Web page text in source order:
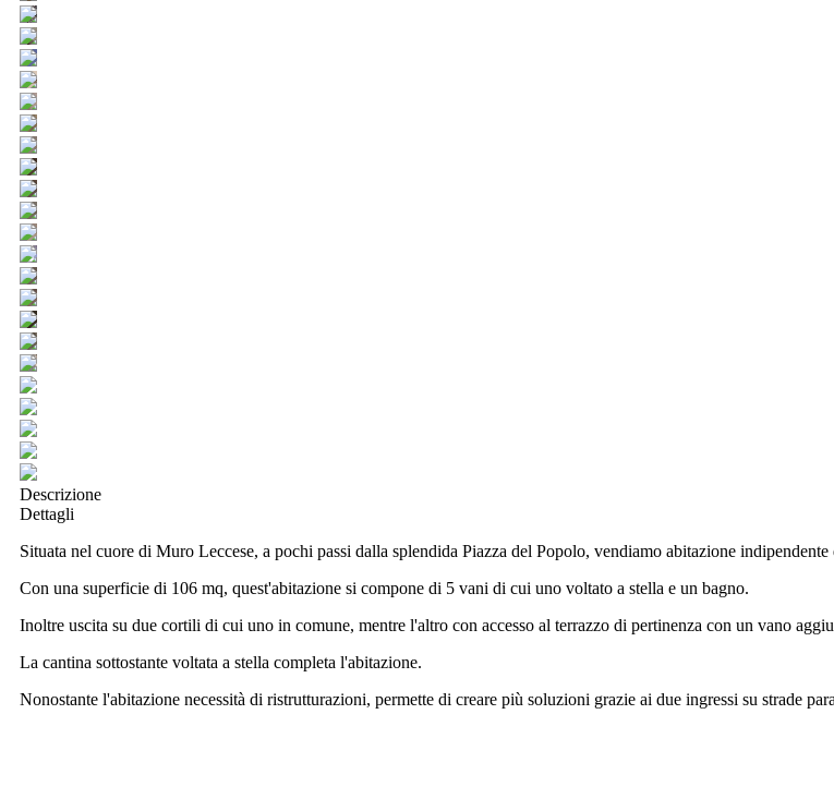
Descrizione
Dettagli
Situata nel cuore di Muro Leccese, a pochi passi dalla splendida Piazza del Popolo, vendiamo abitazione indipendente
Con una superficie di 106 mq, quest'abitazione si compone di 5 vani di cui uno voltato a stella e un bagno.
Inoltre uscita su due cortili di cui uno in comune, mentre l'altro con accesso al terrazzo di pertinenza con un vano
La cantina sottostante voltata a stella completa l'abitazione.
Nonostante l'abitazione necessità di ristrutturazioni, permette di creare più soluzioni grazie ai due ingressi su strade